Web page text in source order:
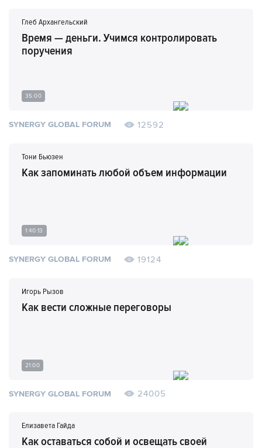
Глеб Архангельский
Время — деньги. Учимся контролировать
поручения
35:00
SYNERGY GLOBAL FORUM 12592
Тони Бьюзен
Как запоминать любой объем информации
1:40:13
SYNERGY GLOBAL FORUM 19124
Игорь Рызов
Как вести сложные переговоры
21:00
SYNERGY GLOBAL FORUM 24005
Елизавета Гайда
Как оставаться собой и освещать своей